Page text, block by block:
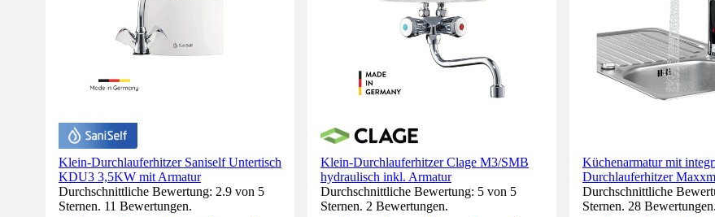
Klein-Durchlauferhitzer Saniself Untertisch
KDU3 3,5KW mit Armatur
Durchschnittliche Bewertung: 2.9 von 5
Sternen. 11 Bewertungen.
Klein-Durchlauferhitzer Clage M3/SMB
hydraulisch inkl. Armatur
Durchschnittliche Bewertung: 5 von 5
Sternen. 2 Bewertungen.
Küchenarmatur mit
Durchlauferhitzer
Durchschnittliche
Sternen. 28 Bewertungen.